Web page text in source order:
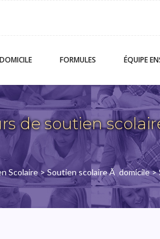
FORMULES ÉQUIPE
de soutien
Scolaire>Soutien scolaire Ã domicile>